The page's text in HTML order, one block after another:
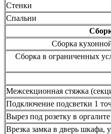
Стенки
Спальни
Сборка
Сборка в ограниченных
Межсекционная стяжка
Подключение подсветки 1
Вырез под розетку в оргалите
Врезка замка в дверь шкафа,